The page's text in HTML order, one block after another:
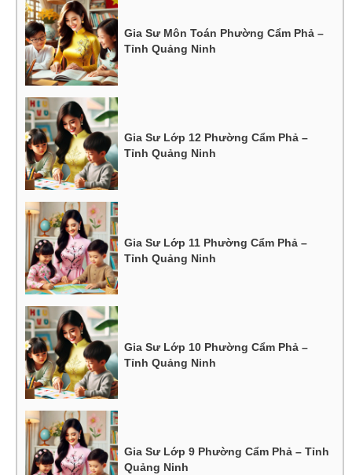
Gia Sư Môn Toán Phường Cẩm Phả –
Tỉnh Quảng Ninh
Gia Sư Lớp 12 Phường Cẩm Phả –
Tỉnh Quảng Ninh
Gia Sư Lớp 11 Phường Cẩm Phả –
Tỉnh Quảng Ninh
Gia Sư Lớp 10 Phường Cẩm Phả –
Tỉnh Quảng Ninh
Gia Sư Lớp 9 Phường Cẩm Phả – Tỉnh
Quảng Ninh